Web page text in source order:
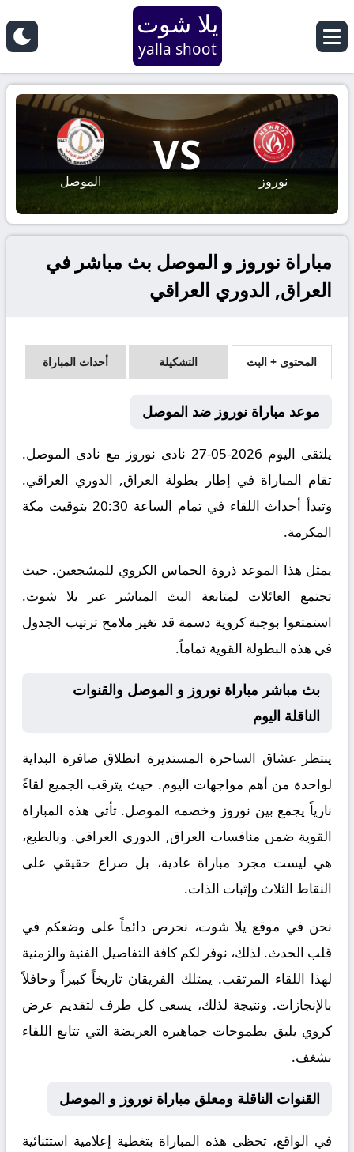
يلا شوت
yalla shoot
نوروز
VS
الموصل
مباراة نوروز و الموصل بث مباشر في
العراق, الدوري العراقي
المحتوى + البث التشكيلة أحداث المباراة
موعد مباراة نوروز ضد الموصل
يلتقى اليوم 2026-05-27 نادى نوروز مع نادى الموصل.
تقام المباراة في إطار بطولة العراق, الدوري العراقي.
وتبدأ أحداث اللقاء في تمام الساعة 20:30 بتوقيت مكة
المكرمة.
يمثل هذا الموعد ذروة الحماس الكروي للمشجعين. حيث
تجتمع العائلات لمتابعة البث المباشر عبر يلا شوت.
استمتعوا بوجبة كروية دسمة قد تغير ملامح ترتيب الجدول
في هذه البطولة القوية تماماً.
بث مباشر مباراة نوروز و الموصل والقنوات
الناقلة اليوم
ينتظر عشاق الساحرة المستديرة انطلاق صافرة البداية
لواحدة من أهم مواجهات اليوم. حيث يترقب الجميع لقاءً
نارياً يجمع بين نوروز وخصمه الموصل. تأتي هذه المباراة
القوية ضمن منافسات العراق, الدوري العراقي. وبالطبع،
هي ليست مجرد مباراة عادية، بل صراع حقيقي على
النقاط الثلاث وإثبات الذات.
نحن في موقع يلا شوت، نحرص دائماً على وضعكم في
قلب الحدث. لذلك، نوفر لكم كافة التفاصيل الفنية والزمنية
لهذا اللقاء المرتقب. يمتلك الفريقان تاريخاً كبيراً وحافلاً
بالإنجازات. ونتيجة لذلك، يسعى كل طرف لتقديم عرض
كروي يليق بطموحات جماهيره العريضة التي تتابع اللقاء
بشغف.
القنوات الناقلة ومعلق مباراة نوروز و الموصل
في الواقع، تحظى هذه المباراة بتغطية إعلامية استثنائية